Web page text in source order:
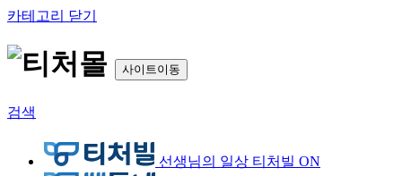
카테고리 닫기
사이트이동
검색
선생님의 일상 티처빌 ON